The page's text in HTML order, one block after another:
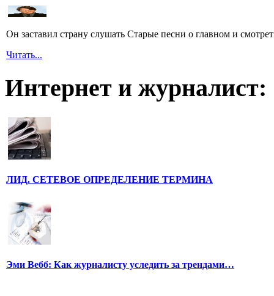
Он заставил страну слушать Старые песни о главном и
Читать...
Интернет и журналист:
ЛИД. СЕТЕВОЕ ОПРЕДЕЛЕНИЕ ТЕРМИНА
Эми Вебб: Как журналисту уследить за трендами…